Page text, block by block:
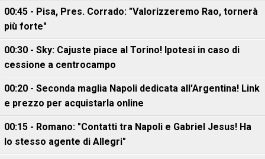
00:45 - Pisa, Pres. Corrado: "Valorizzeremo Rao, tornerà
più forte"
00:30 - Sky: Cajuste piace al Torino! Ipotesi in caso di
cessione a centrocampo
00:20 - Seconda maglia Napoli dedicata all'Argentina! Link
e prezzo per acquistarla online
00:15 - Romano: "Contatti tra Napoli e Gabriel Jesus! Ha
lo stesso agente di Allegri"